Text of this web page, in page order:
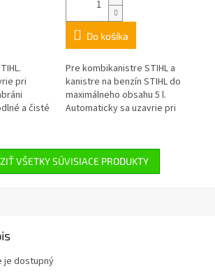
pri
a čisté
Do košíka
Pre kombikanistre STIHL a
kanistre na benzín STIHL do
maximálneho obsahu 5 l.
Automaticky sa uzavrie pri
dopĺňanie...
VŠETKY SÚVISIACE PRODUKTY
je dostupný